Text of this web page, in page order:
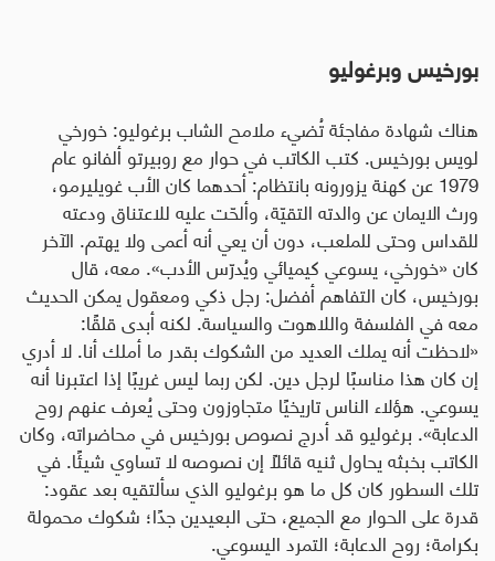
بورخيس وبرغوليو
هناك شهادة مفاجئة تُضيء ملامح الشاب برغوليو: خورخي
لويس بورخيس. كتب الكاتب في حوار مع روبيرتو ألفانو عام
1979 عن كهنة يزورونه بانتظام: أحدهما كان الأب غويليرمو،
ورث الايمان عن والدته التقيّة، وألحّت عليه للاعتناق ودعته
للقداس وحتى للملعب، دون أن يعي أنه أعمى ولا يهتم. الآخر
كان «خورخي، يسوعي كيميائي ويُدرّس الأدب». معه، قال
بورخيس، كان التفاهم أفضل: رجل ذكي ومعقول يمكن الحديث
معه في الفلسفة واللاهوت والسياسة. لكنه أبدى قلقًا:
«لاحظت أنه يملك العديد من الشكوك بقدر ما أملك أنا. لا أدري
إن كان هذا مناسبًا لرجل دين. لكن ربما ليس غريبًا إذا اعتبرنا أنه
يسوعي. هؤلاء الناس تاريخيًا متجاوزون وحتى يُعرف عنهم روح
الدعابة». برغوليو قد أدرج نصوص بورخيس في محاضراته، وكان
الكاتب بخبثه يحاول ثنيه قائلًا إن نصوصه لا تساوي شيئًا. في
تلك السطور كان كل ما هو برغوليو الذي سألتقيه بعد عقود:
قدرة على الحوار مع الجميع، حتى البعيدين جدًا؛ شكوك محمولة
بكرامة؛ روح الدعابة؛ التمرد اليسوعي.